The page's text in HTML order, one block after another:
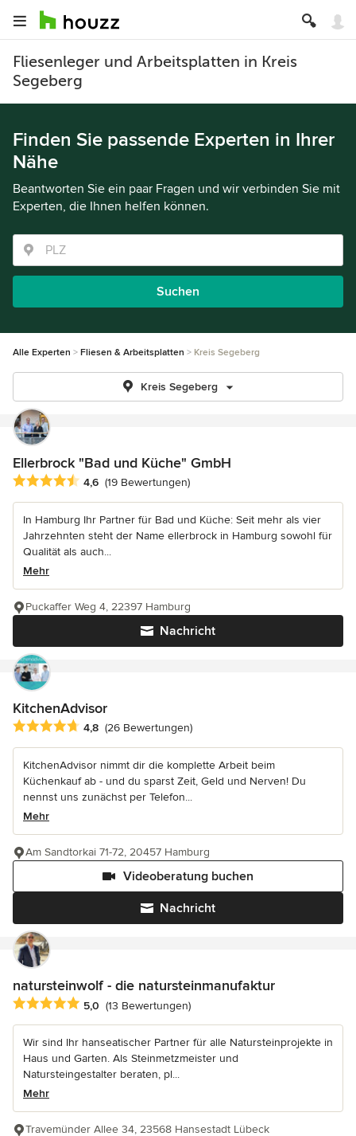
Fliesenleger und Arbeitsplatten in Kreis
Segeberg
Finden Sie passende Experten in Ihrer
Nähe
Beantworten Sie ein paar Fragen und wir verbinden Sie mit
Experten, die Ihnen helfen können.
Suchen
Alle Experten Fliesen & Arbeitsplatten Kreis Segeberg
Kreis Segeberg
Ellerbrock "Bad und Küche" GmbH
Durchschnittliche Bewertung: 4.6 von 5 Sternen
4,6 (19 Bewertungen)
In Hamburg Ihr Partner für Bad und Küche: Seit mehr als vier
Jahrzehnten steht der Name ellerbrock in Hamburg sowohl für
Qualität als auch...
Mehr
Nachricht
Puckaffer Weg 4, 22397 Hamburg
KitchenAdvisor
Durchschnittliche Bewertung: 4.8 von 5 Sternen
4,8 (26 Bewertungen)
KitchenAdvisor nimmt dir die komplette Arbeit beim
Küchenkauf ab - und du sparst Zeit, Geld und Nerven! Du
nennst uns zunächst per Telefon...
Mehr
Nachricht
Videoberatung buchen
Am Sandtorkai 71-72, 20457 Hamburg
natursteinwolf - die natursteinmanufaktur
Durchschnittliche Bewertung: 5 von 5 Sternen
5,0 (13 Bewertungen)
Wir sind Ihr hanseatischer Partner für alle Natursteinprojekte in
Haus und Garten. Als Steinmetzmeister und
Natursteingestalter beraten, pl...
Mehr
Travemünder Allee 34, 23568 Hansestadt Lübeck